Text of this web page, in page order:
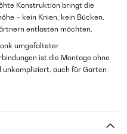
Konstruktion bringt die
– kein Knien, kein Bücken.
entlasten möchten.
umgefalteter
ist die Montage ohne
unkompliziert, auch für Garten-